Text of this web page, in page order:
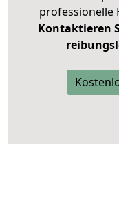
professionelle
Kontaktieren